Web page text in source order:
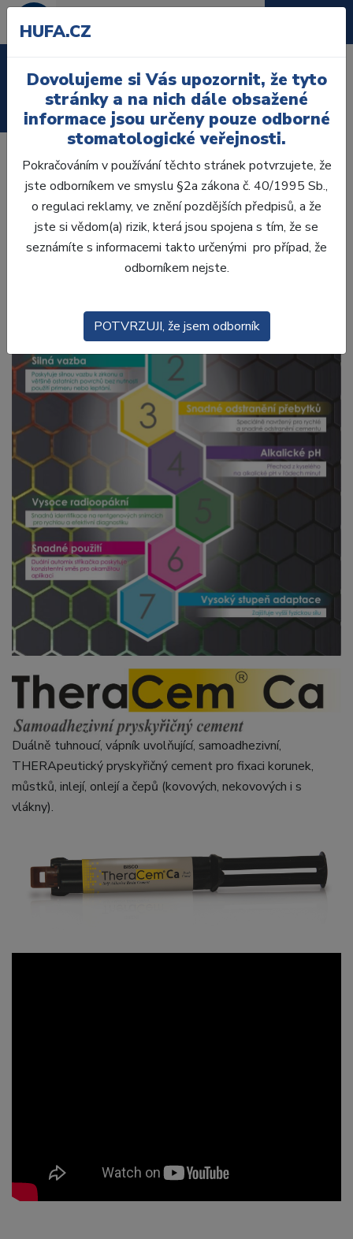
Ordinace
Duálně tuhnoucí, vápník uvolňující, samoadhezivní,
THERApeutický pryskyřičný cement pro fixaci korunek,
můstků, inlejí, onlejí a čepů (kovových, nekovových i s
vlákny).
HUFA.CZ
Dovolujeme si Vás upozornit, že tyto
stránky a na nich dále obsažené
informace jsou určeny pouze odborné
stomatologické veřejnosti.
Pokračováním v používání těchto stránek potvrzujete, že
jste odborníkem ve smyslu §2a zákona č. 40/1995 Sb.,
o regulaci reklamy, ve znění pozdějších předpisů, a že
jste si vědom(a) rizik, která jsou spojena s tím, že se
seznámíte s informacemi takto určenými pro případ, že
odborníkem nejste.
POTVRZUJI, že jsem odborník